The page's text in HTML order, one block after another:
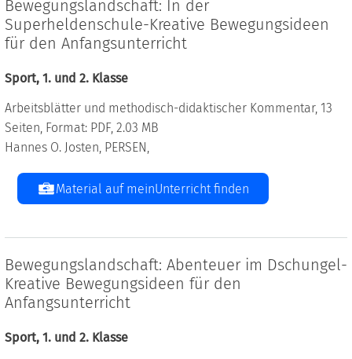
Bewegungslandschaft: In der
Superheldenschule-Kreative Bewegungsideen
für den Anfangsunterricht
Sport, 1. und 2. Klasse
Arbeitsblätter und methodisch-didaktischer Kommentar, 13
Seiten, Format: PDF, 2.03 MB
Hannes O. Josten, PERSEN,
Material auf meinUnterricht finden
Bewegungslandschaft: Abenteuer im Dschungel-
Kreative Bewegungsideen für den
Anfangsunterricht
Sport, 1. und 2. Klasse